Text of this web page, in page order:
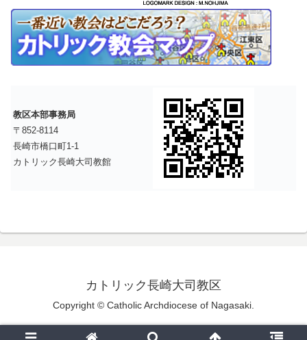
教区本部事務局
〒852-8114
長崎市橋口町1-1
カトリック長崎大司教館
カトリック長崎大司教区
Copyright © Catholic Archdiocese of Nagasaki.